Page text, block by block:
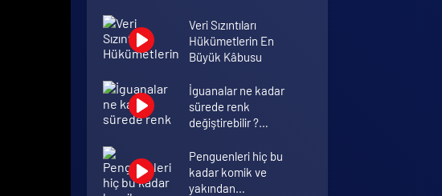
Veri Sızıntıları
Hükümetlerin En
Büyük Kâbusu
İguanalar ne kadar
sürede renk
değiştirebilir ?
Penguenleri hiç bu
kadar komik ve
yakından